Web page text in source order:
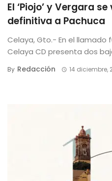
El ‘Piojo’ y Vergara
definitiva a Pachuca
Celaya, Gto.- En el llamado
Celaya CD presenta dos
By Redacción 14 diciembre,